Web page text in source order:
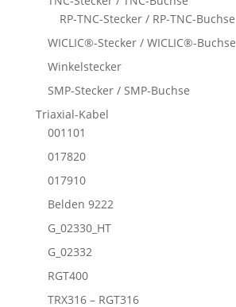
RP-TNC-Stecker / RP-TNC-Buchse
WICLIC®-Stecker / WICLIC®-Buchse
Winkelstecker
SMP-Stecker / SMP-Buchse
Triaxial-Kabel
001101
017820
017910
Belden 9222
G_02330_HT
G_02332
RGT400
TRX316 – RGT316